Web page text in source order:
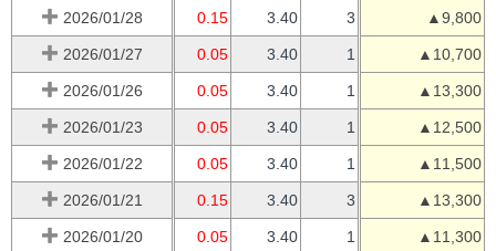
2026/01/28 0.15 3.40 3 ▲9,800
2026/01/27 0.05 3.40 1 ▲10,700
2026/01/26 0.05 3.40 1 ▲13,300
2026/01/23 0.05 3.40 1 ▲12,500
2026/01/22 0.05 3.40 1 ▲11,500
2026/01/21 0.15 3.40 3 ▲13,300
2026/01/20 0.05 3.40 1 ▲11,300